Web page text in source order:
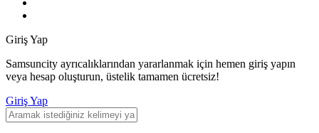
Giriş Yap
Samsuncity ayrıcalıklarından yararlanmak için hemen giriş yapın
veya hesap oluşturun, üstelik tamamen ücretsiz!
Giriş Yap